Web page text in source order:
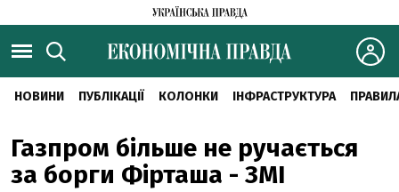
НОВИНИ ПУБЛІКАЦІЇ КОЛОНКИ ІНФРАСТРУКТУРА
Газпром більше не ручається
за борги Фірташа - ЗМІ